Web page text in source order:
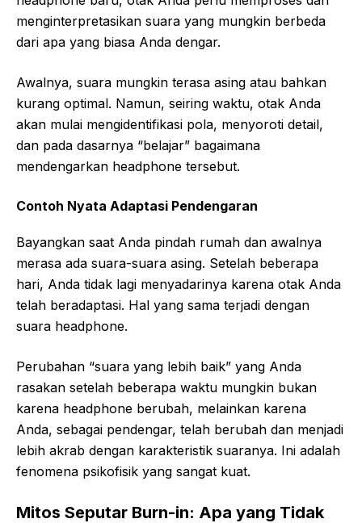
menginterpretasikan suara yang mungkin berbeda
dari apa yang biasa Anda dengar.
Awalnya, suara mungkin terasa asing atau bahkan
kurang optimal. Namun, seiring waktu, otak Anda
akan mulai mengidentifikasi pola, menyoroti detail,
dan pada dasarnya “belajar” bagaimana
mendengarkan headphone tersebut.
Contoh Nyata Adaptasi Pendengaran
Bayangkan saat Anda pindah rumah dan awalnya
merasa ada suara-suara asing. Setelah beberapa
hari, Anda tidak lagi menyadarinya karena otak Anda
telah beradaptasi. Hal yang sama terjadi dengan
suara headphone.
Perubahan “suara yang lebih baik” yang Anda
rasakan setelah beberapa waktu mungkin bukan
karena headphone berubah, melainkan karena
Anda, sebagai pendengar, telah berubah dan menjadi
lebih akrab dengan karakteristik suaranya. Ini adalah
fenomena psikofisik yang sangat kuat.
Mitos Seputar Burn-in: Apa yang Tidak